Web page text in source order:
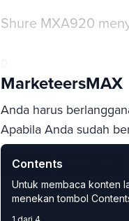
Shure MXA920
MarketeersMAX
Anda harus
Apabila Anda sudah
Login
Contents
Untuk membaca konten
menekan tombol
1 dari 4